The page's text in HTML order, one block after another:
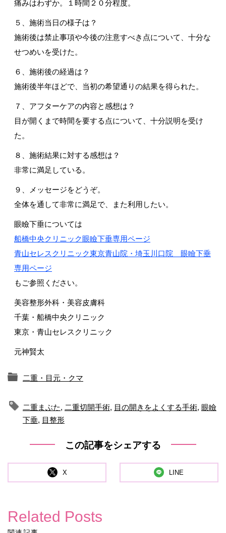
痛みはわずか。１時間２０分程度。
５、施術当日の様子は？
施術後は禁止事項や今後の注意すべき点について、十分な
せつめいを受けた。
６、施術後の経過は？
施術後半年ほどで、当初の希望通りの結果を得られた。
７、アフターケアの内容と感想は？
目が開くまで時間を要する点について、十分説明を受け
た。
８、施術結果に対する感想は？
非常に満足している。
９、メッセージをどうぞ。
全体を通して非常に満足で、また利用したい。
眼瞼下垂については
船橋中央クリニック眼瞼下垂専用ページ
青山セレスクリニック東京青山院・埼玉川口院 眼瞼下垂
専用ページ
もご参照ください。
美容整形外科・美容皮膚科
千葉・船橋中央クリニック
東京・青山セレスクリニック
元神賢太
二重・目元・クマ
二重まぶた, 二重切開手術, 目の開きをよくする手術, 眼瞼
下垂, 目整形
この記事をシェアする
X LINE
Related Posts